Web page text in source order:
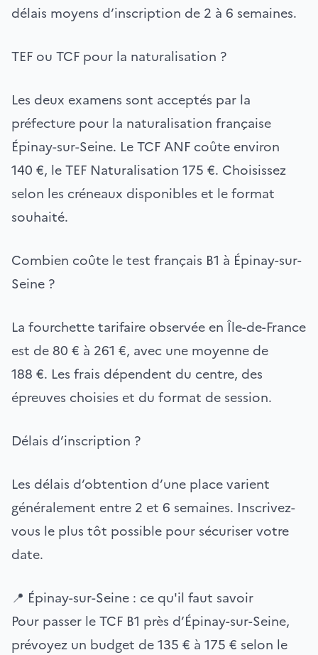
délais moyens d’inscription de 2 à 6 semaines.
TEF ou TCF pour la naturalisation ?
Les deux examens sont acceptés par la
préfecture pour la naturalisation française
Épinay-sur-Seine. Le TCF ANF coûte environ
140 €, le TEF Naturalisation 175 €. Choisissez
selon les créneaux disponibles et le format
souhaité.
Combien coûte le test français B1 à Épinay-sur-
Seine ?
La fourchette tarifaire observée en Île-de-France
est de 80 € à 261 €, avec une moyenne de
188 €. Les frais dépendent du centre, des
épreuves choisies et du format de session.
Délais d’inscription ?
Les délais d’obtention d’une place varient
généralement entre 2 et 6 semaines. Inscrivez-
vous le plus tôt possible pour sécuriser votre
date.
📍 Épinay-sur-Seine : ce qu'il faut savoir
Pour passer le TCF B1 près d’Épinay-sur-Seine,
prévoyez un budget de 135 € à 175 € selon le